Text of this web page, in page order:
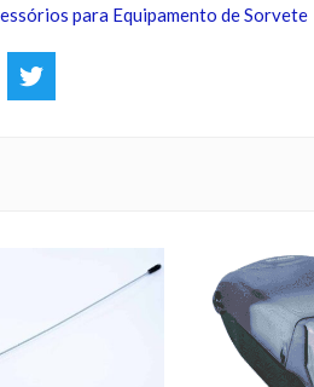
para Equipamento de Sorvete